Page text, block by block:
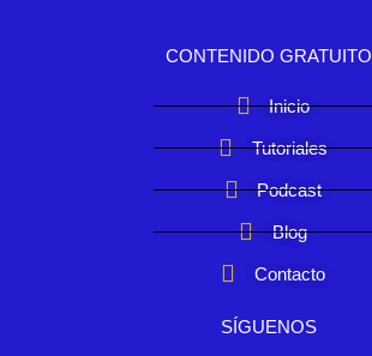
CONTENIDO GRATUITO
Inicio
Tutoriales
Podcast
Blog
Contacto
SÍGUENOS